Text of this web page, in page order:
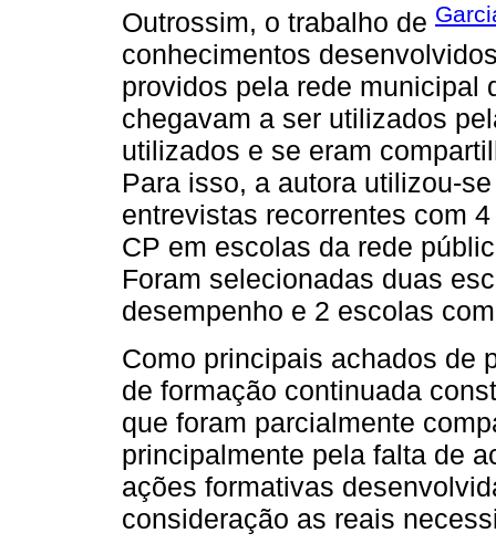
Outrossim, o trabalho de
conhecimentos
providos pela rede municipal
chegavam a ser utilizados
utilizados e se eram
Para isso, a autora utilizou-
entrevistas recorrentes com
CP em escolas da rede
Foram selecionadas duas
desempenho e 2 escolas
Como principais achados de
de formação continuada
que foram parcialmente
principalmente pela falta de
ações formativas
consideração as reais